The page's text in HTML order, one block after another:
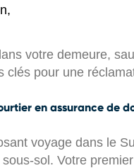
votre demeure,
clés pour une
en assurance de
voyage dans le
sol. Votre